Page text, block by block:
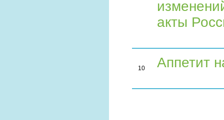
акты
10 Аппетит